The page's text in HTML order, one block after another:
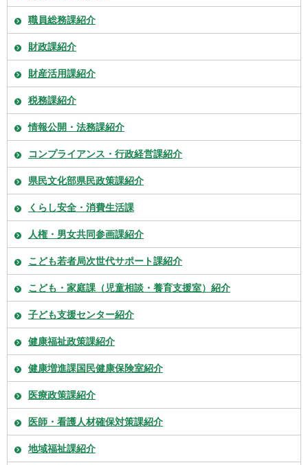
職員総務課紹介
財政課紹介
財産活用課紹介
税務課紹介
情報公開・法務課紹介
コンプライアンス・行政経営課紹介
県民文化部県民政策課紹介
くらし安全・消費生活課
人権・男女共同参画課紹介
こども若者局次世代サポート課紹介
こども・家庭課（児童相談・養育支援室）紹介
子ども支援センター紹介
健康福祉政策課紹介
健康増進課国民健康保険室紹介
医療政策課紹介
医師・看護人材確保対策課紹介
地域福祉課紹介